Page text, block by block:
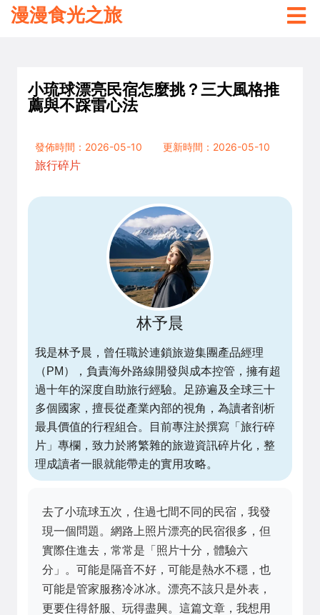
漫漫食光之旅
小琉球漂亮民宿怎麼挑？三大風格推
薦與不踩雷心法
發佈時間：2026-05-10
更新時間：2026-05-10
旅行碎片
林予晨
我是林予晨，曾任職於連鎖旅遊集團產品經理
（PM），負責海外路線開發與成本控管，擁有超
過十年的深度自助旅行經驗。足跡遍及全球三十
多個國家，擅長從產業內部的視角，為讀者剖析
最具價值的行程組合。目前專注於撰寫「旅行碎
片」專欄，致力於將繁雜的旅遊資訊碎片化，整
理成讀者一眼就能帶走的實用攻略。
去了小琉球五次，住過七間不同的民宿，我發
現一個問題。網路上照片漂亮的民宿很多，但
實際住進去，常常是「照片十分，體驗六
分」。可能是隔音不好，可能是熱水不穩，也
可能是管家服務冷冰冰。漂亮不該只是外表，
更要住得舒服、玩得盡興。這篇文章，我想用